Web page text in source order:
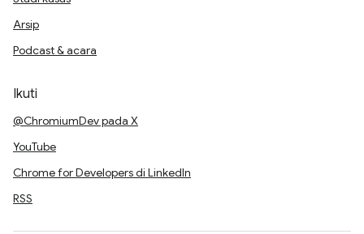
Arsip
Podcast & acara
Ikuti
@ChromiumDev pada X
YouTube
Chrome for Developers di LinkedIn
RSS